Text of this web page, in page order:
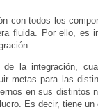
con todos los
fluida. Por ello, es
de la integración,
metas para las
en sus distintos
Es decir, tiene